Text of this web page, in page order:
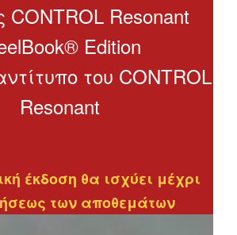
CONTROL Resonant
Edition
του CONTROL
Resonant
έκδοση θα ισχύει μέχρι
των αποθεμάτων